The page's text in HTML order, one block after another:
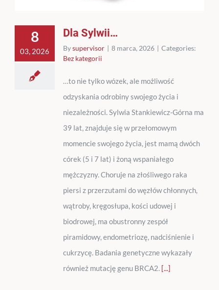
8
03, 2026
Dla Sylwii…
Bysupervisor | 8 marca, 2026 | Categories:
Bez kategorii
…to nie tylko wózek, ale możliwość
odzyskania odrobiny swojego życia i
niezależności. Sylwia Stankiewicz-Górna ma
39 lat, znajduje się w przełomowym
momencie swojego życia, jest mamą dwóch
córek (5 i 7 lat) i żoną wspaniałego
mężczyzny. Choruje na złośliwego raka
piersi z przerzutami do węzłów chłonnych,
wątroby, kręgosłupa, kości udowej i
biodrowej, ma obustronny zespół
piramidowy, endometriozę, nadciśnienie i
cukrzycę. Badania genetyczne wykazały
również mutację genu BRCA2. [...]